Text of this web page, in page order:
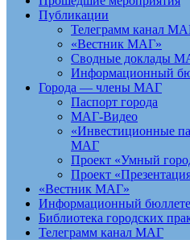
Публикации
Телеграмм канал
«Вестник МАГ»
Сводные доклады
Информационный
Города — члены МАГ
Паспорт города
МАГ-Видео
«Инвестиционные
МАГ
Проект «Умный
Проект
«Вестник МАГ»
Информационный
Библиотека городских
Телеграмм канал МАГ